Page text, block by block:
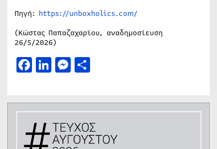
Πηγή: https://unboxholics.com/
(Κώστας Παπαζαχαρίου, αναδημοσίευση
26/5/2026)
Facebook
LinkedIn
Messenger